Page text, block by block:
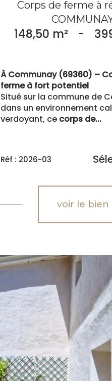
Corps de ferme à
148,50 m² -
À Communay (69360) –
ferme à fort potentiel
Situé sur la commune de
dans un environnement
verdoyant, ce corps de...
Réf : 2026-03
voir le bien